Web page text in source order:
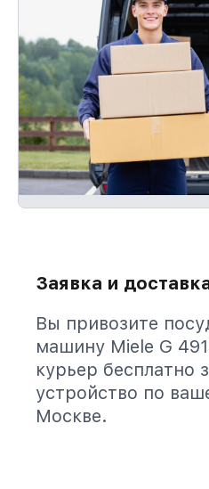
Заявка и
Вы привозите
машину Miele G
курьер бесплатно
устройство по
Москве.